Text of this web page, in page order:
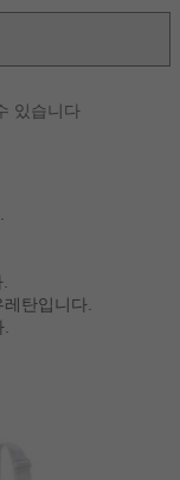
있습니다
탄입니다.
.